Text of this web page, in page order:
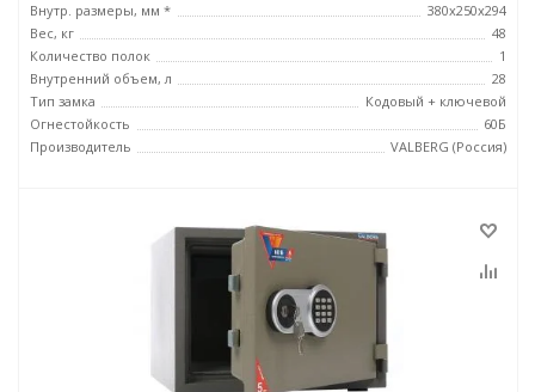
Внутр. размеры, мм *
380х250х294
Вес, кг
48
Количество полок
1
Внутренний объем, л
28
Тип замка
Кодовый + ключевой
Огнестойкость
60Б
Производитель
VALBERG (Россия)